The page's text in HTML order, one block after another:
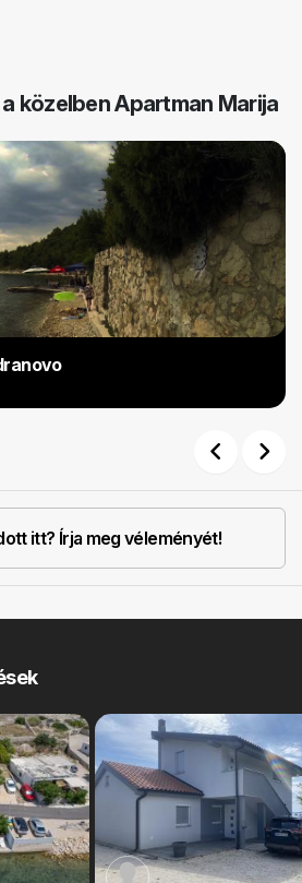
közelben Apartman Marija
itt? Írja meg véleményét!